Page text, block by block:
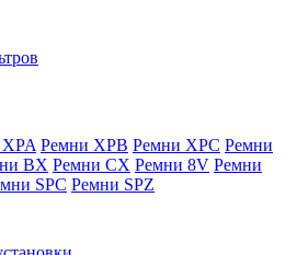
Ремни XPB Ремни XPC Ремни
BX Ремни CX Ремни 8V Ремни
SPC Ремни SPZ